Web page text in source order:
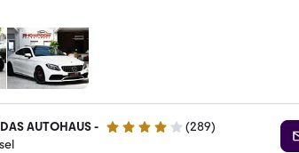
AUTOHAUS - 4.2 Sterne (289)